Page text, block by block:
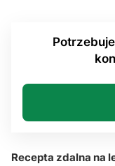
Jak
porady
Kiedy e-
egzemie i
Recepta zdalna na